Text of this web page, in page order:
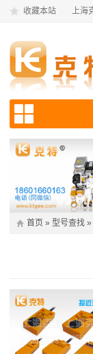
收藏本站 上海
首页 » 型号查找 »